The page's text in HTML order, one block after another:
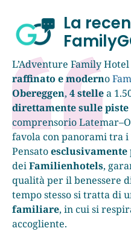
La
L’Adventure Family
raffinato e moderno
Obereggen, 4 stellea
direttamente sulle piste
comprensorio
favola con panorami tra
Pensato
deiFamilienhotels,
qualità per il benessere
tempo stesso si tratta di
familiare, in cui si
accogliente.